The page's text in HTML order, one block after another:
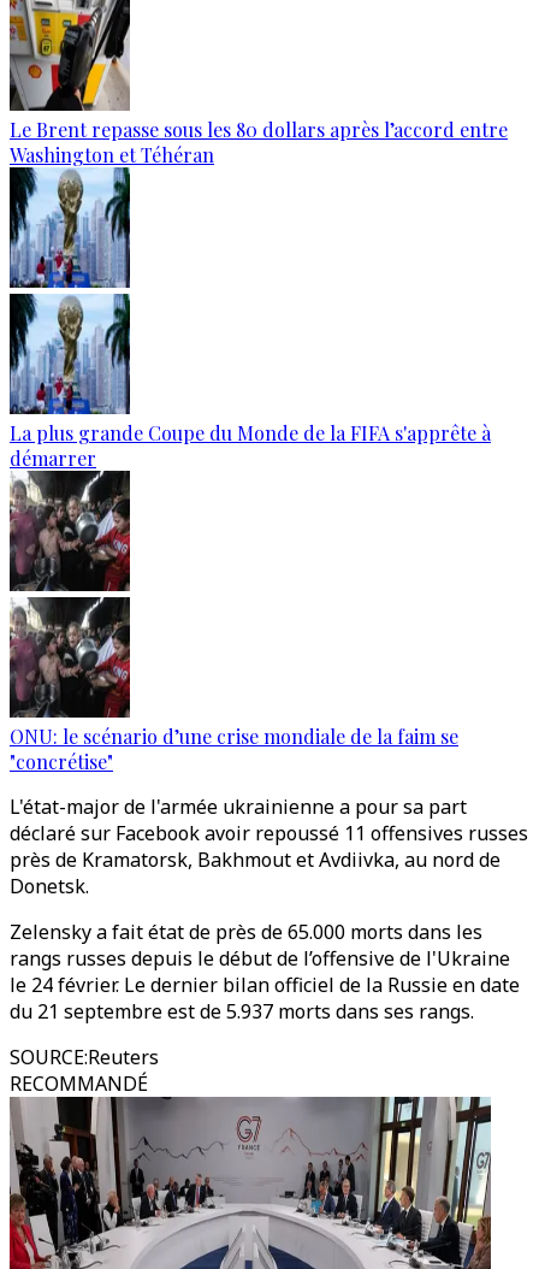
Le Brent repasse sous les 80 dollars après l’accord entre
Washington et Téhéran
La plus grande Coupe du Monde de la FIFA s'apprête à
démarrer
ONU: le scénario d’une crise mondiale de la faim se
"concrétise"
L'état-major de l'armée ukrainienne a pour sa part
déclaré sur Facebook avoir repoussé 11 offensives russes
près de Kramatorsk, Bakhmout et Avdiivka, au nord de
Donetsk.
Zelensky a fait état de près de 65.000 morts dans les
rangs russes depuis le début de l’offensive de l'Ukraine
le 24 février. Le dernier bilan officiel de la Russie en date
du 21 septembre est de 5.937 morts dans ses rangs.
SOURCE:Reuters
RECOMMANDÉ